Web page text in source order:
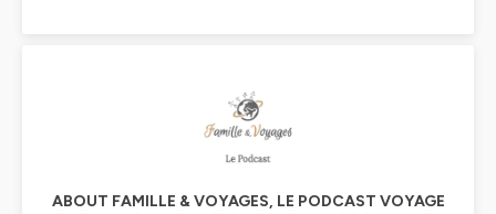
ABOUT FAMILLE & VOYAGES, LE PODCAST VOYAGE